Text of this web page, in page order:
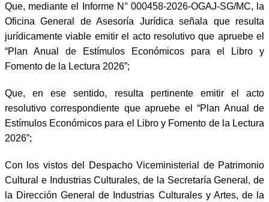
Que, mediante el Informe N° 000458-2026-OGAJ-SG/MC, la
Oficina General de Asesoría Jurídica señala que resulta
jurídicamente viable emitir el acto resolutivo que apruebe el
“Plan Anual de Estímulos Económicos para el Libro y
Fomento de la Lectura 2026”;
Que, en ese sentido, resulta pertinente emitir el acto
resolutivo correspondiente que apruebe el “Plan Anual de
Estímulos Económicos para el Libro y Fomento de la Lectura
2026”;
Con los vistos del Despacho Viceministerial de Patrimonio
Cultural e Industrias Culturales, de la Secretaría General, de
la Dirección General de Industrias Culturales y Artes, de la